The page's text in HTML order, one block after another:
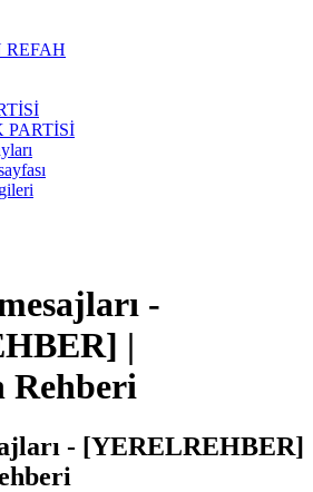
REFAH
PARTİSİ
-
|
- [YERELREHBER]